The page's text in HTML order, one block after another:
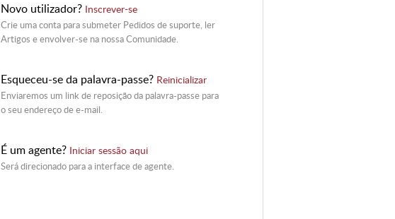
Novo utilizador? Inscrever-se
Crie uma conta para submeter Pedidos de suporte, ler
Artigos e envolver-se na nossa Comunidade.
Esqueceu-se da palavra-passe? Reinicializar
Enviaremos um link de reposição da palavra-passe para
o seu endereço de e-mail.
É um agente? Iniciar sessão aqui
Será direcionado para a interface de agente.